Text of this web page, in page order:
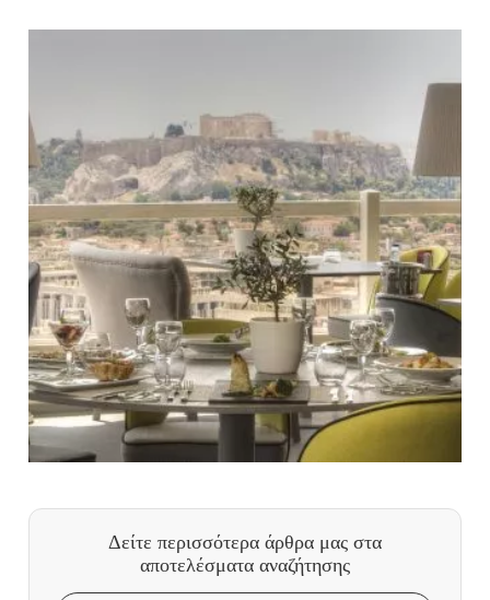
Δείτε περισσότερα άρθρα μας στα
αποτελέσματα αναζήτησης